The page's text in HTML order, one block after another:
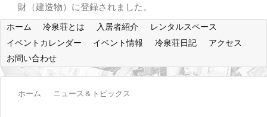
財（建造物）に登録されました。
ホーム 冷泉荘とは 入居者紹介
レンタルスペース
イベントカレンダー
イベント情報 冷泉荘日記
アクセス
お問い合わせ
ホーム ニュース＆トピックス